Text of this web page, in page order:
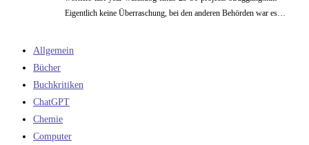
Eigentlich keine Überraschung, bei den anderen Behörden war es…
Allgemein
Bücher
Buchkritiken
ChatGPT
Chemie
Computer